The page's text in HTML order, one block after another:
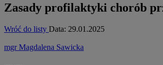
Zasady profilaktyki chorób
Wróć do listy Data: 29.01.2025
mgr Magdalena Sawicka